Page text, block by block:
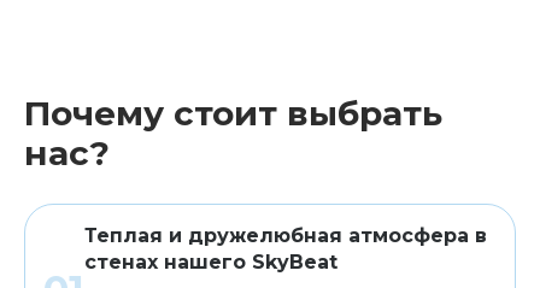
Почему стоит выбрать
нас?
Теплая и дружелюбная атмосфера в
стенах нашего SkyBeat